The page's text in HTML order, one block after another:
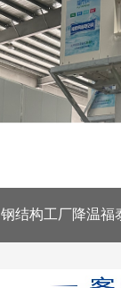
钢结构工厂降温福